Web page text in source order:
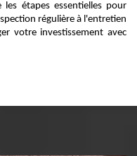
étapes essentielles pour
régulière à l'entretien
votre investissement avec